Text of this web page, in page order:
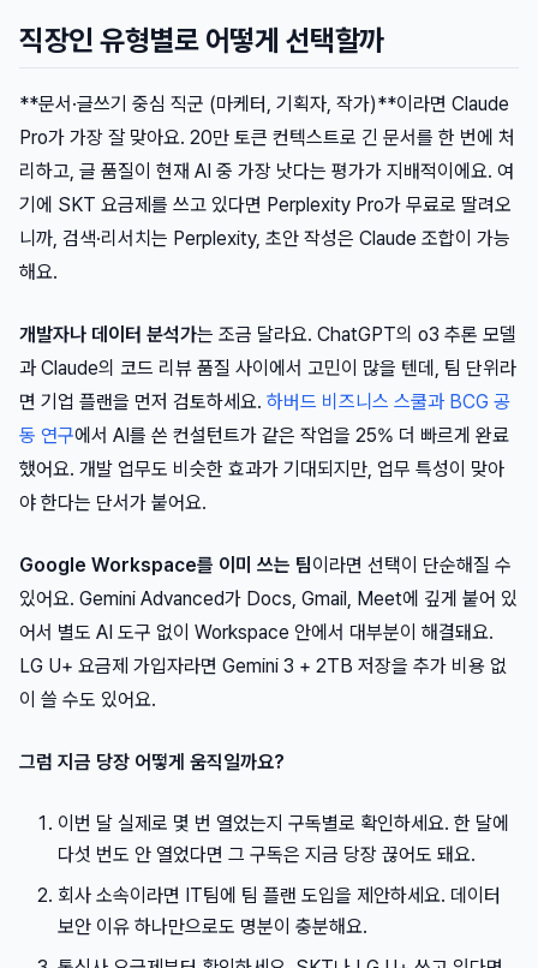
직장인 유형별로 어떻게 선택할까
**문서·글쓰기 중심 직군 (마케터, 기획자, 작가)**이라면 Claude
Pro가 가장 잘 맞아요. 20만 토큰 컨텍스트로 긴 문서를 한 번에 처
리하고, 글 품질이 현재 AI 중 가장 낫다는 평가가 지배적이에요. 여
기에 SKT 요금제를 쓰고 있다면 Perplexity Pro가 무료로 딸려오
니까, 검색·리서치는 Perplexity, 초안 작성은 Claude 조합이 가능
해요.
개발자나 데이터 분석가는 조금 달라요. ChatGPT의 o3 추론 모델
과 Claude의 코드 리뷰 품질 사이에서 고민이 많을 텐데, 팀 단위라
면 기업 플랜을 먼저 검토하세요. 하버드 비즈니스 스쿨과 BCG 공
동 연구에서 AI를 쓴 컨설턴트가 같은 작업을 25% 더 빠르게 완료
했어요. 개발 업무도 비슷한 효과가 기대되지만, 업무 특성이 맞아
야 한다는 단서가 붙어요.
Google Workspace를 이미 쓰는 팀이라면 선택이 단순해질 수
있어요. Gemini Advanced가 Docs, Gmail, Meet에 깊게 붙어 있
어서 별도 AI 도구 없이 Workspace 안에서 대부분이 해결돼요.
LG U+ 요금제 가입자라면 Gemini 3 + 2TB 저장을 추가 비용 없
이 쓸 수도 있어요.
그럼 지금 당장 어떻게 움직일까요?
이번 달 실제로 몇 번 열었는지 구독별로 확인하세요. 한 달에
다섯 번도 안 열었다면 그 구독은 지금 당장 끊어도 돼요.
회사 소속이라면 IT팀에 팀 플랜 도입을 제안하세요. 데이터
보안 이유 하나만으로도 명분이 충분해요.